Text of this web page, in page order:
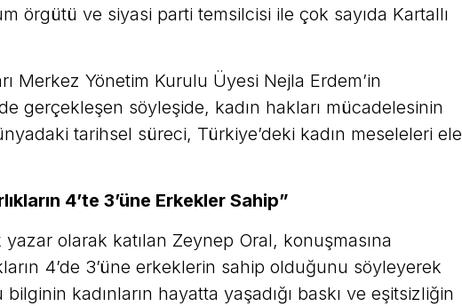
örgütü ve siyasi parti temsilcisi ile çok sayıda Kartallı
Merkez Yönetim Kurulu Üyesi Nejla Erdem’in
gerçekleşen söyleşide, kadın hakları mücadelesinin
tarihsel süreci, Türkiye’deki kadın meseleleri ele
4’te 3’üne Erkekler Sahip”
olarak katılan Zeynep Oral, konuşmasına
4’de 3’üne erkeklerin sahip olduğunu söyleyerek
kadınların hayatta yaşadığı baskı ve eşitsizliğin